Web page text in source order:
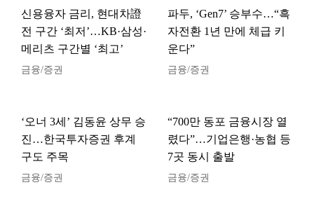
신용융자 금리, 현대차證
전 구간 ‘최저’…KB·삼성·
메리츠 구간별 ‘최고’
금융/증권
파두, ‘Gen7’ 승부수…“흑
자전환 1년 만에 체급 키
운다”
금융/증권
‘오너 3세’ 김동윤 상무 승
진…한국투자증권 후계
구도 주목
금융/증권
“700만 동포 금융시장 열
렸다”…기업은행·농협 등
7곳 동시 출발
금융/증권